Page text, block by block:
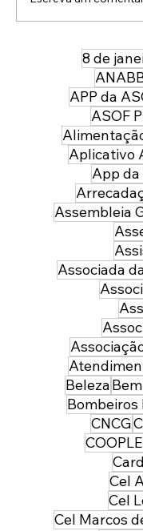
8 de
APP da
ASOF
Aplicativo
App da
Associada
Beleza
CNCG
Cel
Cel
43 anos
uma PMDF
preparada
parabéns